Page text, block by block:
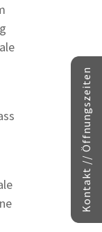
Kontakt // Öffnungszeiten